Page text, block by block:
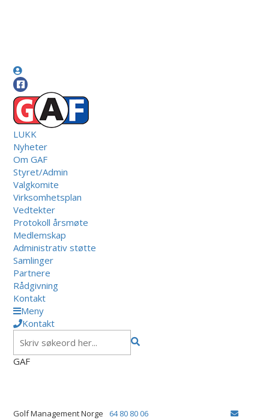
LUKK
Nyheter
Om GAF
Styret/Admin
Valgkomite
Virksomhetsplan
Vedtekter
Protokoll årsmøte
Medlemskap
Administrativ støtte
Samlinger
Partnere
Rådgivning
Kontakt
Meny
Kontakt
GAF
Golf Management Norge 64 80 80 06